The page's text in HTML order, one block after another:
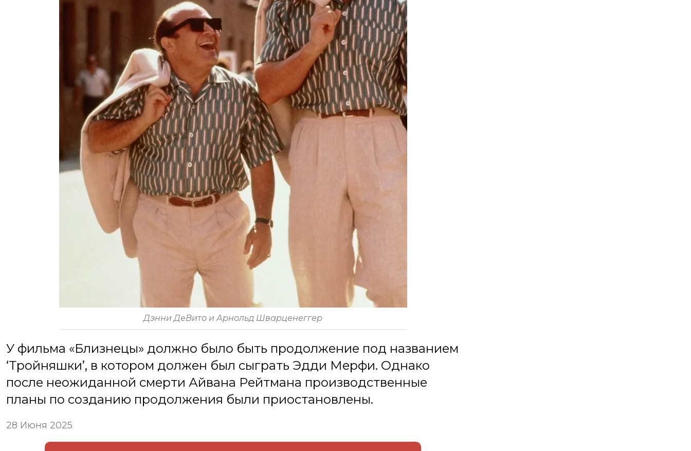
Дэнни ДеВито и Арнольд Шварценеггер
У фильма «Близнецы» должно было быть продолжение под названием
‘Тройняшки’, в котором должен был сыграть Эдди Мерфи. Однако
после неожиданной смерти Айвана Рейтмана производственные
планы по созданию продолжения были приостановлены.
28 Июня 2025